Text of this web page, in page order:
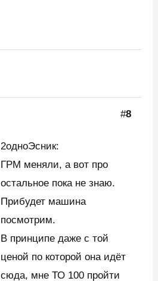
#8
2одноЭсник:
ГРМ меняли, а вот про
остальное пока не знаю.
Прибудет машина
посмотрим.
В принципе даже с той
ценой по которой она идёт
сюда, мне ТО 100 пройти